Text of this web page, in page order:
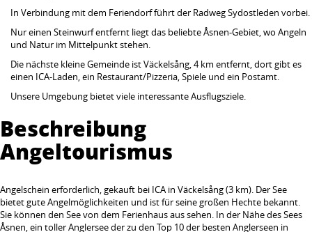
In Verbindung mit dem Feriendorf führt der Radweg Sydostleden vorbei.
Nur einen Steinwurf entfernt liegt das beliebte Åsnen-Gebiet, wo Angeln
und Natur im Mittelpunkt stehen.
Die nächste kleine Gemeinde ist Väckelsång, 4 km entfernt, dort gibt es
einen ICA-Laden, ein Restaurant/Pizzeria, Spiele und ein Postamt.
Unsere Umgebung bietet viele interessante Ausflugsziele.
Beschreibung
Angeltourismus
Angelschein erforderlich, gekauft bei ICA in Väckelsång (3 km). Der See
bietet gute Angelmöglichkeiten und ist für seine großen Hechte bekannt.
Sie können den See von dem Ferienhaus aus sehen. In der Nähe des Sees
Åsnen, ein toller Anglersee der zu den Top 10 der besten Anglerseen in